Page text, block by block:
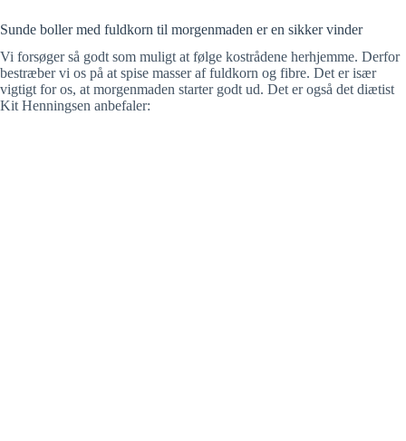
Sunde boller med fuldkorn til morgenmaden er en sikker vinder
Vi forsøger så godt som muligt at følge kostrådene herhjemme. Derfor
bestræber vi os på at spise masser af fuldkorn og fibre. Det er især
vigtigt for os, at morgenmaden starter godt ud. Det er også det diætist
Kit Henningsen anbefaler: